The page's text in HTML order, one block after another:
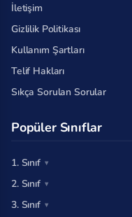
İletişim
Gizlilik Politikası
Kullanım Şartları
Telif Hakları
Sıkça Sorulan Sorular
Popüler Sınıflar
1. Sınıf
2. Sınıf
3. Sınıf